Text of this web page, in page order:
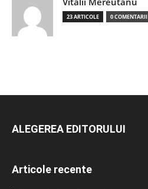
23 ARTICOLE 0 COMENTARII
ALEGEREA EDITORULUI
Articole recente